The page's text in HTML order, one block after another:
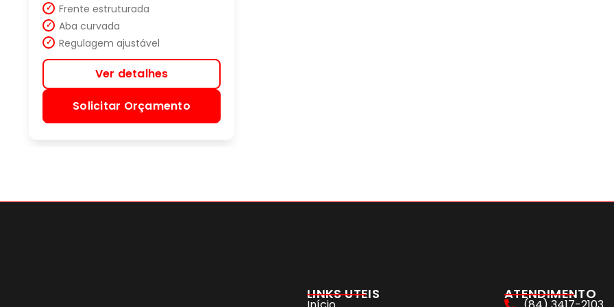
Frente estruturada
Aba curvada
Regulagem ajustável
Ver detalhes
Solicitar Orçamento
LINKS UTEIS ATENDIMENTO